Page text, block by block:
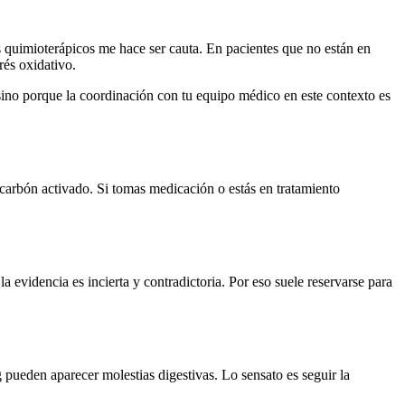
me hace ser cauta. En pacientes que no están en
oxidativo.
porque la coordinación con tu equipo médico en este contexto es
activado. Si tomas medicación o estás en tratamiento
es incierta y contradictoria. Por eso suele reservarse para
aparecer molestias digestivas. Lo sensato es seguir la